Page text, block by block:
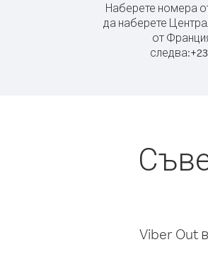
Наберете номера
да наберете
от
следва:+
Viber Out